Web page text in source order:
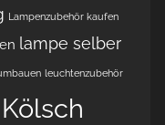
Lampenzubehör kaufen
lampe selber
leuchtenzubehör